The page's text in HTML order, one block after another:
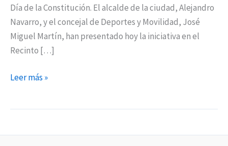
Día de la Constitución. El alcalde de la ciudad, Alejandro
Navarro, y el concejal de Deportes y Movilidad, José
Miguel Martín, han presentado hoy la iniciativa en el
Recinto […]
Leer más »